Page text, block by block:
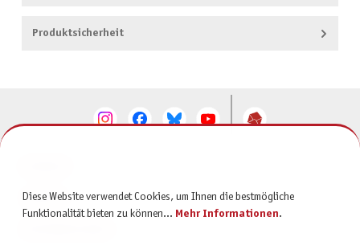
Produktsicherheit
SERVICE
Diese Website verwendet Cookies, um Ihnen die bestmögliche
Funktionalität bieten zu können... Mehr Informationen.